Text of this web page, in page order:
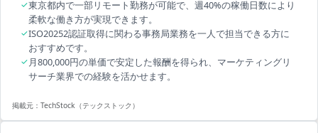
✓東京都内で一部リモート勤務が可能で、週40%の稼働日数により
柔軟な働き方が実現できます。
✓ISO20252認証取得に関わる事務局業務を一人で担当できる方に
おすすめです。
✓月800,000円の単価で安定した報酬を得られ、マーケティングリ
サーチ業界での経験を活かせます。
掲載元： TechStock（テックストック）